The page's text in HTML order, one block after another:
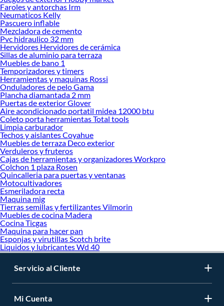
ofrecerte!
Encuentra una amplia variedad de productos de Iluminación Exterior en
Sodimac. Encuentra todo lo necesario para tus proyectos de renovación y
decoración. ¡Visítanos y haz tus ideas realidad!
Faroles y antorchas Irm
Neumaticos Kelly
Pascuero inflable
Mezcladora de cemento
Pvc hidraulico 32 mm
Hervidores Hervidores de cerámica
Sillas de aluminio para terraza
Muebles de bano 1
Temporizadores y timers
Herramientas y maquinas Rossi
Onduladores de pelo Gama
Plancha diamantada 2 mm
Puertas de exterior Glover
Aire acondicionado portatil midea 12000 btu
Coleto porta herramientas Total tools
Limpia carburador
Techos y aislantes Coyahue
Muebles de terraza Deco exterior
Verduleros y fruteros
Cajas de herramientas y organizadores Workpro
Colchon 1 plaza Rosen
Quincalleria para puertas y ventanas
Motocultivadores
Esmeriladora recta
Maquina mig
Tierras semillas y fertilizantes Vilmorin
Muebles de cocina Madera
Cocina Ticgas
Maquina para hacer pan
Esponjas y virutillas Scotch brite
Liquidos y lubricantes Wd 40
Servicio al Cliente
Mi Cuenta